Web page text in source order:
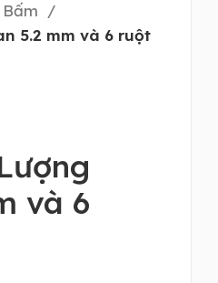
5.2 mm và 6 ruột
và 6